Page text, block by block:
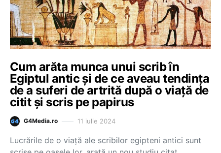
Cum arăta munca unui scrib în
Egiptul antic și de ce aveau tendința
de a suferi de artrită după o viață de
citit și scris pe papirus
G4Media.ro 11 iulie 2024
Lucrările de o viață ale scribilor egipteni antici sunt